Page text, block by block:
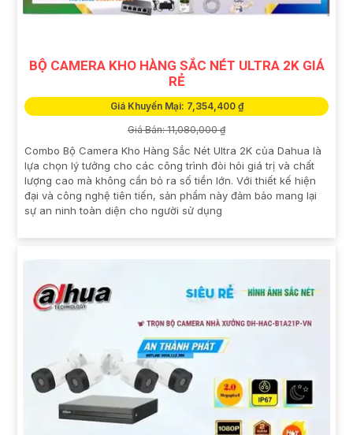
BỘ CAMERA KHO HÀNG SẮC NÉT ULTRA 2K GIÁ
RẺ
Giá Khuyến Mại: 7,354,400 ₫
Giá Bán: 11,080,000 ₫
Combo Bộ Camera Kho Hàng Sắc Nét Ultra 2K của Dahua là
lựa chọn lý tưởng cho các công trình đòi hỏi giá trị và chất
lượng cao mà không cần bỏ ra số tiền lớn. Với thiết kế hiện
đại và công nghệ tiên tiến, sản phẩm này đảm bảo mang lại
sự an ninh toàn diện cho người sử dụng